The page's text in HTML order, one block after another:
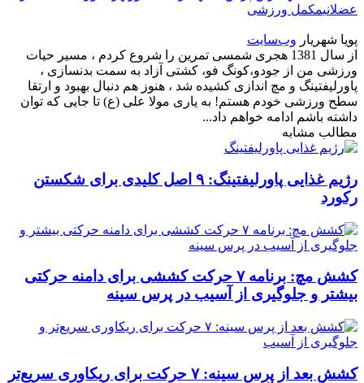
عضلانیمکمل ورزشی
پویا شهریار وب‌سایت
از سال 1381 هجری شمسی تمرین را شروع کردم ، مسیر حیات
ورزشی من از جودو،کونگ فو، کشتی آزاد به سمت بدنسازی ،
پاورلیفتینگ و مچ اندازی کشیده شد ، هنوز هم دنبال بهبود و ارتقا
سطح ورزشی خودم هستم! به یاری مولا علی (ع) تا جایی که توان
داشته باشم ادامه خواهم داد...
مطالب مشابه
رژیم غذایی پاورلیفتینگ: ۹ اصل کلیدی برای شکستن
رکورد
کشش مچ: برنامه ۷ حرکت کششی برای دامنه حرکتی
بیشتر و جلوگیری از آسیب در پرس سینه
کشش بعد از پرس سینه: ۷ حرکت برای ریکاوری سریع‌تر